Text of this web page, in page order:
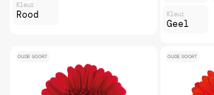
Kleur
Rood Kleur
Geel
OUDE SOORT OUDE SOORT